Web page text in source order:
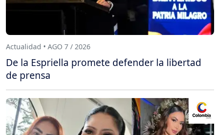
Actualidad • AGO 7 / 2026
De la Espriella promete defender la libertad
de prensa